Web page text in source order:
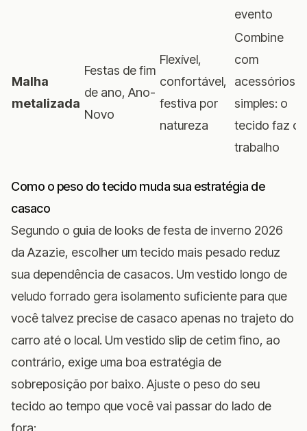
evento
Malha
metalizada
Festas de fim
de ano, Ano-
Novo
Flexível,
confortável,
festiva por
natureza
Combine
com
acessórios
simples: o
tecido faz o
trabalho
Como o peso do tecido muda sua estratégia de
casaco
Segundo o guia de looks de festa de inverno 2026
da Azazie, escolher um tecido mais pesado reduz
sua dependência de casacos. Um vestido longo de
veludo forrado gera isolamento suficiente para que
você talvez precise de casaco apenas no trajeto do
carro até o local. Um vestido slip de cetim fino, ao
contrário, exige uma boa estratégia de
sobreposição por baixo. Ajuste o peso do seu
tecido ao tempo que você vai passar do lado de
fora: